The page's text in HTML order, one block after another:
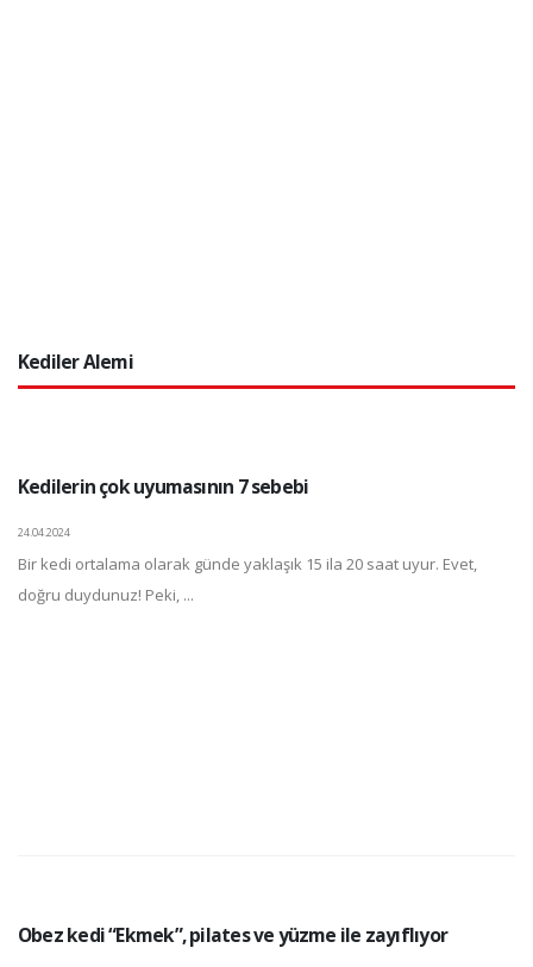
Kediler Alemi
Kedilerin çok uyumasının 7 sebebi
24.04.2024
Bir kedi ortalama olarak günde yaklaşık 15 ila 20 saat uyur. Evet,
doğru duydunuz! Peki, ...
Obez kedi “Ekmek”, pilates ve yüzme ile zayıflıyor